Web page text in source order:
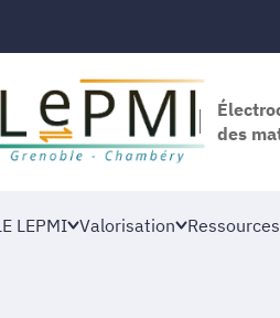
des
LEPMI Valorisation Ressources